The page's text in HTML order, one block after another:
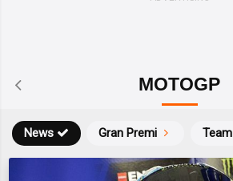
MOTOGP
News Gran Premi Team